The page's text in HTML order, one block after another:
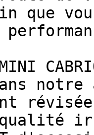
que
notre